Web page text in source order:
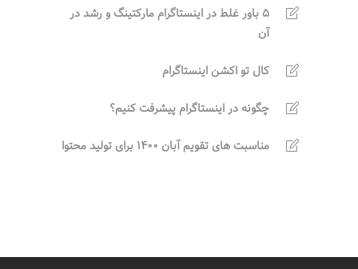
5 باور غلط در اینستاگرام مارکتینگ و رشد در
آن
کال تو اکشن اینستاگرام
چگونه در اینستاگرام پیشرفت کنیم؟
مناسبت های تقویم آبان 1400 برای تولید محتوا